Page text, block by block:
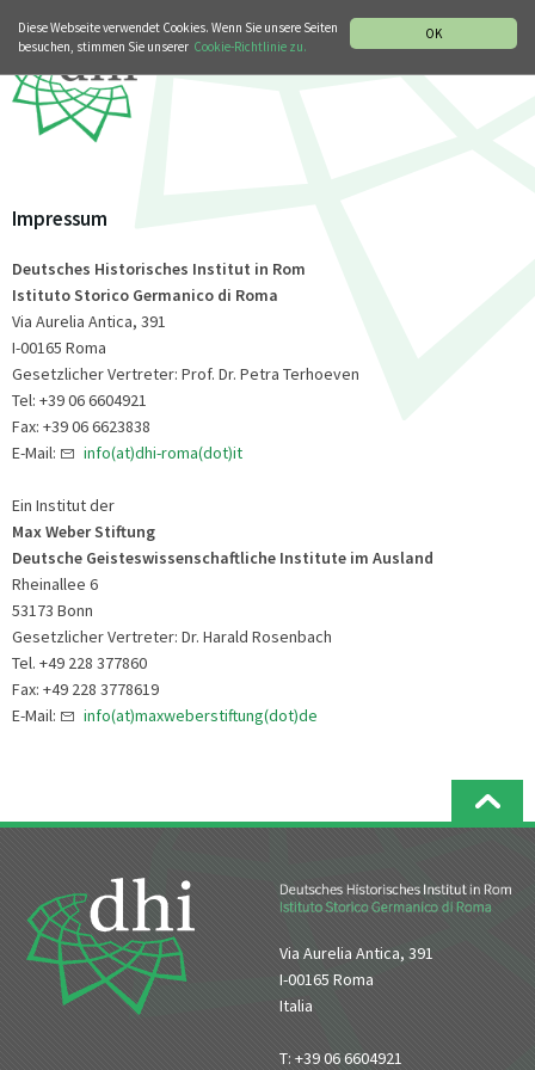
OK
Diese Webseite verwendet Cookies. Wenn Sie unsere Seiten
besuchen, stimmen Sie unserer Cookie-Richtlinie zu.
Impressum
Deutsches Historisches Institut in Rom
Istituto Storico Germanico di Roma
Via Aurelia Antica, 391
I-00165 Roma
Gesetzlicher Vertreter: Prof. Dr. Petra Terhoeven
Tel: +39 06 6604921
Fax: +39 06 6623838
E-Mail:
info(at)dhi-roma(dot)it
Ein Institut der
Max Weber Stiftung
Deutsche Geisteswissenschaftliche Institute im Ausland
Rheinallee 6
53173 Bonn
Gesetzlicher Vertreter: Dr. Harald Rosenbach
Tel. +49 228 377860
Fax: +49 228 3778619
E-Mail:
info(at)maxweberstiftung(dot)de
Via Aurelia Antica, 391
I-00165 Roma
Italia
T: +39 06 6604921